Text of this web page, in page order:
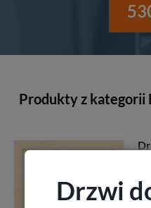
Produkty z kategorii
Drzwi